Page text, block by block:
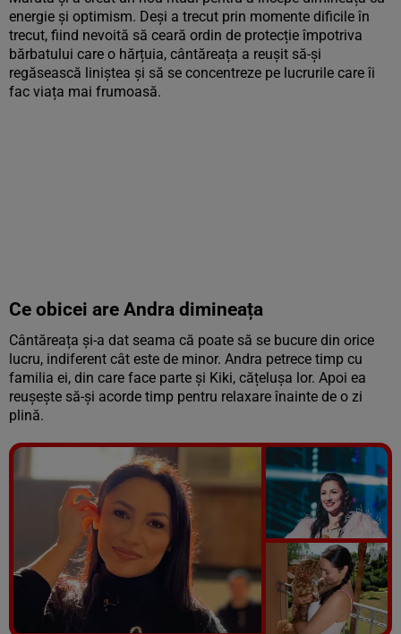
energie și optimism. Deși a trecut prin momente dificile în
trecut, fiind nevoită să ceară ordin de protecție împotriva
bărbatului care o hărțuia, cântăreața a reușit să-și
regăsească liniștea și să se concentreze pe lucrurile care îi
fac viața mai frumoasă.
Ce obicei are Andra dimineața
Cântăreața și-a dat seama că poate să se bucure din orice
lucru, indiferent cât este de minor. Andra petrece timp cu
familia ei, din care face parte și Kiki, cățelușa lor. Apoi ea
reușește să-și acorde timp pentru relaxare înainte de o zi
plină.